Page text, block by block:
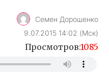
Семен Дорошенко
9.07.2015 14:02 (Мск)
Просмотров:1085